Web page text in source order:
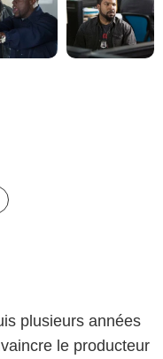
plusieurs années
le producteur